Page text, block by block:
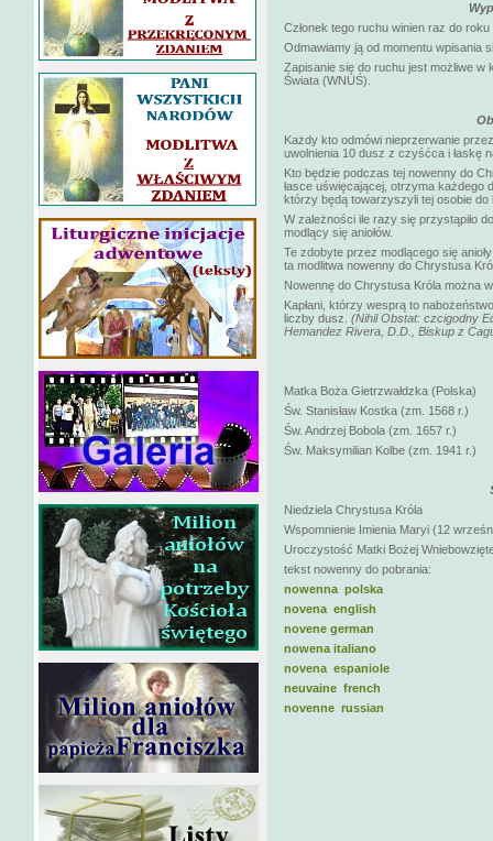
Członek tego ruchu winien raz do
Odmawiamy ją od momentu wpisania
Zapisanie się do ruchu jest możliwe w
Świata (WNUŚ).
Każdy kto odmówi nieprzerwanie
uwolnienia 10 dusz z czyśćca i łaskę
Kto będzie podczas tej nowenny do
łasce uświęcającej, otrzyma każdego
którzy będą towarzyszyli tej osobie do
W zależności ile razy się przystąpiło
modlący się aniołów.
Te zdobyte przez modlącego się
ta modlitwa nowenny do Chrystusa
Nowennę do Chrystusa Króla można
Kapłani, którzy wesprą to
liczby dusz. (Nihil Obstat: czcigodny
Hemandez Rivera, D.D., Biskup z
Matka Boża Gietrzwałdzka (Polska)
Św. Stanisław Kostka (zm. 1568 r.)
Św. Andrzej Bobola (zm. 1657 r.)
Św. Maksymilian Kolbe (zm. 1941 r.)
Niedziela Chrystusa Króla
Wspomnienie Imienia Maryi (12
Uroczystość Matki Bożej
tekst nowenny do pobrania:
nowenna polska
novena english
novene german
nowena italiano
novena espaniole
neuvaine french
novenne russian